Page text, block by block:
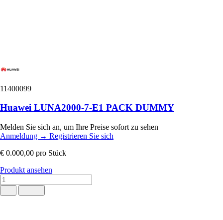
11400099
Huawei LUNA2000-7-E1 PACK DUMMY
Melden Sie sich an, um Ihre Preise sofort zu sehen
Anmeldung → Registrieren Sie sich
€ 0.000,00 pro Stück
Produkt ansehen